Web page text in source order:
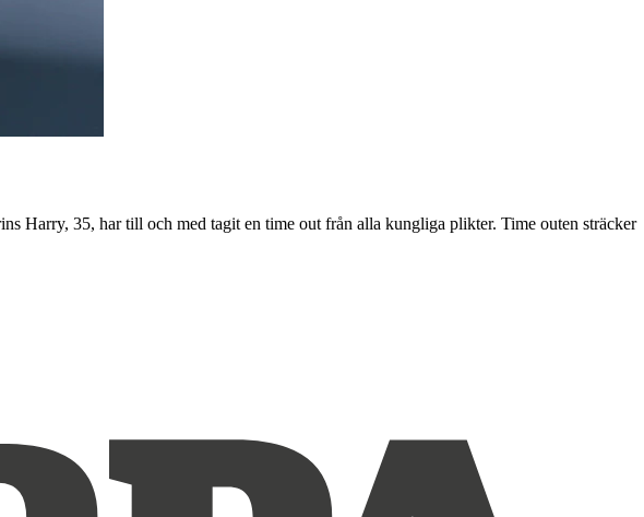
Harry, 35, har till och med tagit en time out från alla kungliga plikter. Time outen sträcker